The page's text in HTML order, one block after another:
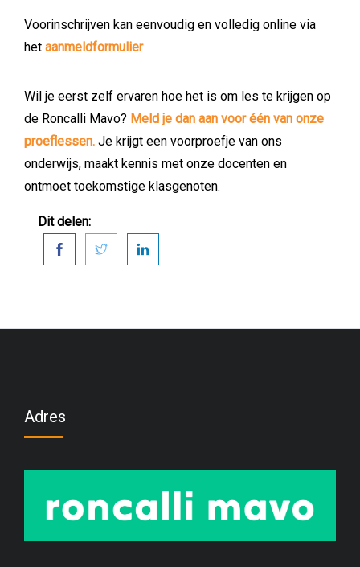
Voorinschrijven kan eenvoudig en volledig online via
het aanmeldformulier
Wil je eerst zelf ervaren hoe het is om les te krijgen op
de Roncalli Mavo? Meld je dan aan voor één van onze
proeflessen. Je krijgt een voorproefje van ons
onderwijs, maakt kennis met onze docenten en
ontmoet toekomstige klasgenoten.
Dit delen:
Adres